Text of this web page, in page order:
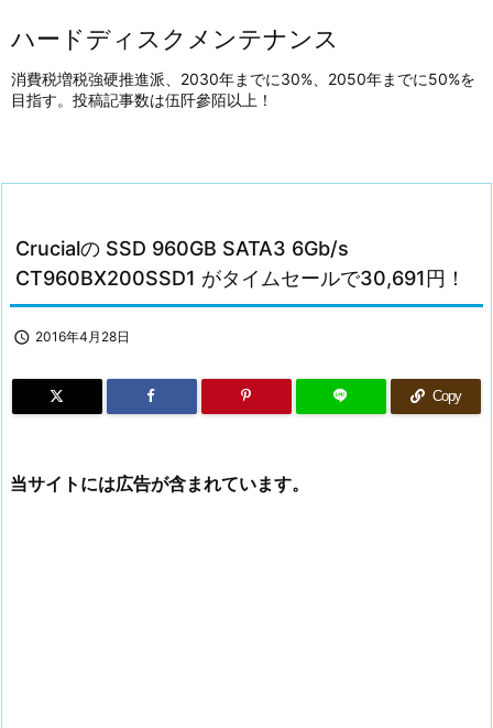
ハードディスクメンテナンス
消費税増税強硬推進派、2030年までに30%、2050年までに50%を
目指す。投稿記事数は伍阡參陌以上！
Crucialの SSD 960GB SATA3 6Gb/s
CT960BX200SSD1 がタイムセールで30,691円！
 2016年4月28日
Copy
当サイトには広告が含まれています。